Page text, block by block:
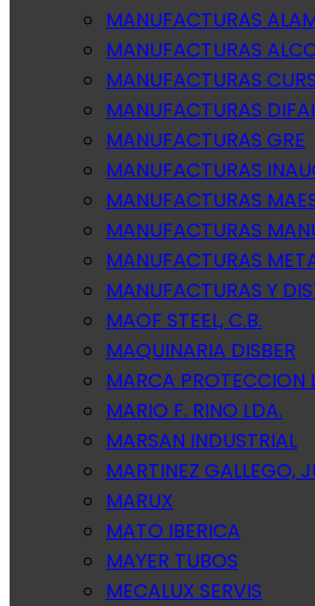
MANUFACTURAS
MANUFACTURAS
MANUFACTURAS
MANUFACTURAS
MANUFACTURAS GRE
MANUFACTURAS
MANUFACTURAS
MANUFACTURAS
MANUFACTURAS
MANUFACTURAS Y
MAOF STEEL, C.B.
MAQUINARIA DISBER
MARCA PROTECCION
MARIO F. RINO LDA.
MARSAN INDUSTRIAL
MARTINEZ GALLEGO,
MARUX
MATO IBERICA
MAYER TUBOS
MECALUX SERVIS